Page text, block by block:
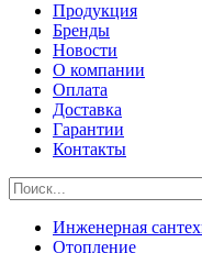
Продукция
Бренды
Новости
О компании
Оплата
Доставка
Гарантии
Контакты
Инженерная
Отопление